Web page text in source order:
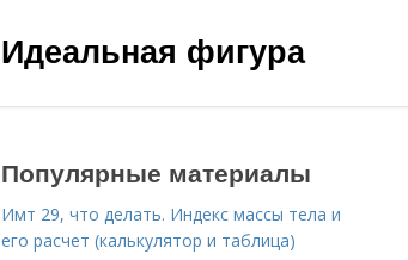
Идеальная фигура
Популярные материалы
Имт 29, что делать. Индекс массы тела и
его расчет (калькулятор и таблица)